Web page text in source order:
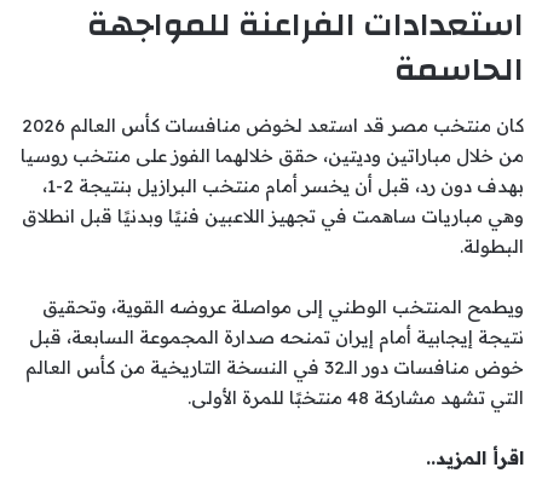
استعدادات الفراعنة للمواجهة
الحاسمة
كان منتخب مصر قد استعد لخوض منافسات كأس العالم 2026
من خلال مباراتين وديتين، حقق خلالهما الفوز على منتخب روسيا
بهدف دون رد، قبل أن يخسر أمام منتخب البرازيل بنتيجة 2-1،
وهي مباريات ساهمت في تجهيز اللاعبين فنيًا وبدنيًا قبل انطلاق
البطولة.
ويطمح المنتخب الوطني إلى مواصلة عروضه القوية، وتحقيق
نتيجة إيجابية أمام إيران تمنحه صدارة المجموعة السابعة، قبل
خوض منافسات دور الـ32 في النسخة التاريخية من كأس العالم
التي تشهد مشاركة 48 منتخبًا للمرة الأولى.
اقرأ المزيد..